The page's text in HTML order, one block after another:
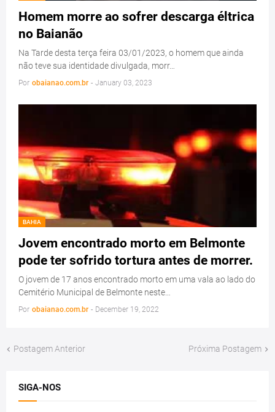
Homem morre ao sofrer descarga éltrica
no Baianão
Na Tarde desta terça feira 03/01/2023, o homem que ainda
não teve sua identidade divulgada, morr…
Por obaianao.com.br - January 03, 2023
BAHIA
Jovem encontrado morto em Belmonte
pode ter sofrido tortura antes de morrer.
O jovem de 17 anos encontrado morto em uma vala ao lado do
Cemitério Municipal de Belmonte neste…
Por obaianao.com.br - December 19, 2022
Postagem Anterior Próxima Postagem
SIGA-NOS